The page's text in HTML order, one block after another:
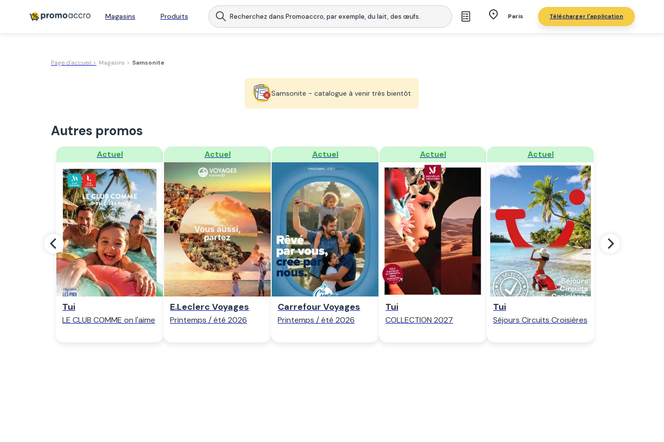
Magasins Produits Paris Télécharger l'application
Page d'accueil > Magasins > Samsonite
Samsonite - catalogue à venir très bientôt
Autres promos
Regarder
Tui
LE CLUB COMME on l'aime
Regarder
E.Leclerc Voyages
Printemps / été 2026
Regarder
Carrefour Voyages
Printemps / été 2026
Regarder
Tui
COLLECTION 2027
Regarder
Tui
Séjours Circuits Croisières